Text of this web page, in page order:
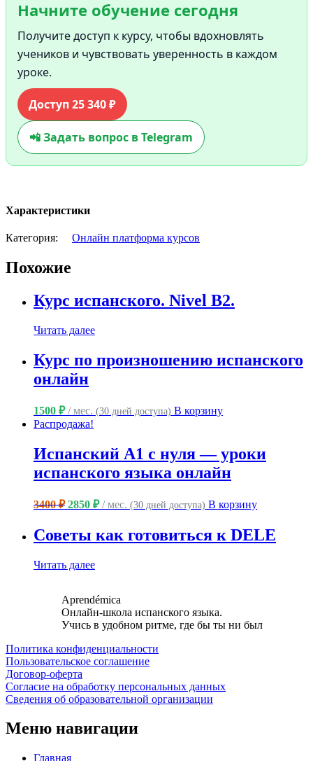
Начните обучение сегодня
Получите доступ к курсу, чтобы вдохновлять
учеников и чувствовать уверенность в каждом
уроке.
Доступ 25 340 ₽
📲 Задать вопрос в Telegram
Характеристики
Категория: Онлайн платформа курсов
Похожие
Курс испанского. Nivel B2.
Читать далее
Курс по произношению испанского
онлайн
1500 ₽ / мес. (30 дней доступа) В корзину
Распродажа!
Испанский A1 с нуля — уроки
испанского языка онлайн
3400₽ Первоначальная
3400 ₽.
2850 ₽Текущая
/ мес. (30 дней доступа) В корзину
Советы как готовиться к DELE
Читать далее
Aprendémica
Онлайн-школа испанского языка.
Учись в удобном ритме, где бы ты ни был
Политика конфиденциальности
Пользовательское соглашение
Договор-оферта
Согласие на обработку персональных данных
Сведения об образовательной организации
Меню навигации
Главная